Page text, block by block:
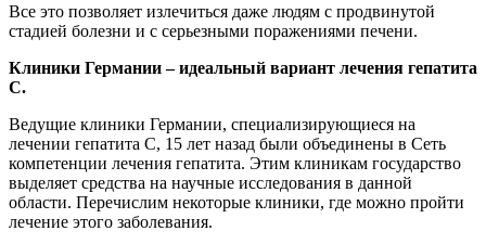
Все это позволяет излечиться даже людям с продвинутой
стадией болезни и с серьезными поражениями печени.
Клиники Германии – идеальный вариант лечения гепатита
С.
Ведущие клиники Германии, специализирующиеся на
лечении гепатита С, 15 лет назад были объединены в Сеть
компетенции лечения гепатита. Этим клиникам государство
выделяет средства на научные исследования в данной
области. Перечислим некоторые клиники, где можно пройти
лечение этого заболевания.